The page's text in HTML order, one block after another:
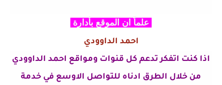
علماً ان الموقع بأدارة
احمد الداوودي
اذا كنت اتفكر تدعم كل قنوات ومواقع احمد الداوودي
من خلال الطرق ادناه للتواصل الاوسع في خدمة